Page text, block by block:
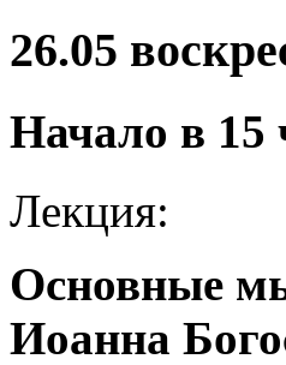
26.05
Начало в 15
Лекция:
Основные
Иоанна